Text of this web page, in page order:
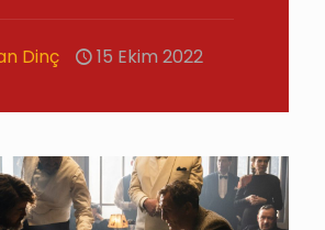
Dinç 15 Ekim 2022